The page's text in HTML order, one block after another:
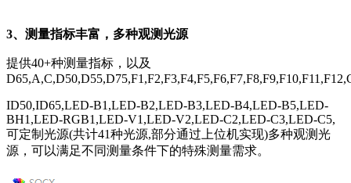
3、测量指标丰富，多种观测光源
提供40+种测量指标，以及
ID50,ID65,LED-B1,LED-B2,LED-B3,LED-B4,LED-B5,LED-
BH1,LED-RGB1,LED-V1,LED-V2,LED-C2,LED-C3,LED-C5,
可定制光源(共计41种光源,部分通过上位机实现)多种观测光
源，可以满足不同测量条件下的特殊测量需求。